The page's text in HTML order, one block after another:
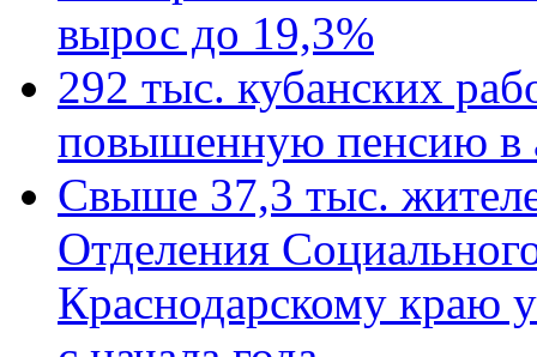
вырос до 19,3%
292 тыс. кубанских
повышенную пенсию в
Свыше 37,3 тыс.
Отделения
Краснодарскому краю